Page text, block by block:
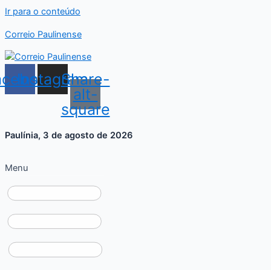
Ir para o conteúdo
Correio Paulinense
Instagram
Share-
alt-
square
Paulínia, 3 de agosto de 2026
Menu